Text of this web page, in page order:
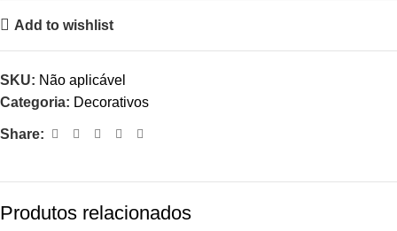
Add to wishlist
SKU: Não aplicável
Categoria: Decorativos
Share:
Produtos relacionados